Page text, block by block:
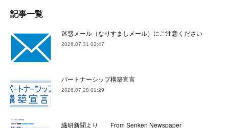
記事一覧
迷惑メール（なりすましメール）にご注意ください
2026.07.31 02:47
パートナーシップ構築宣言
2026.07.28 01:29
繊研新聞より From Senken Newspaper